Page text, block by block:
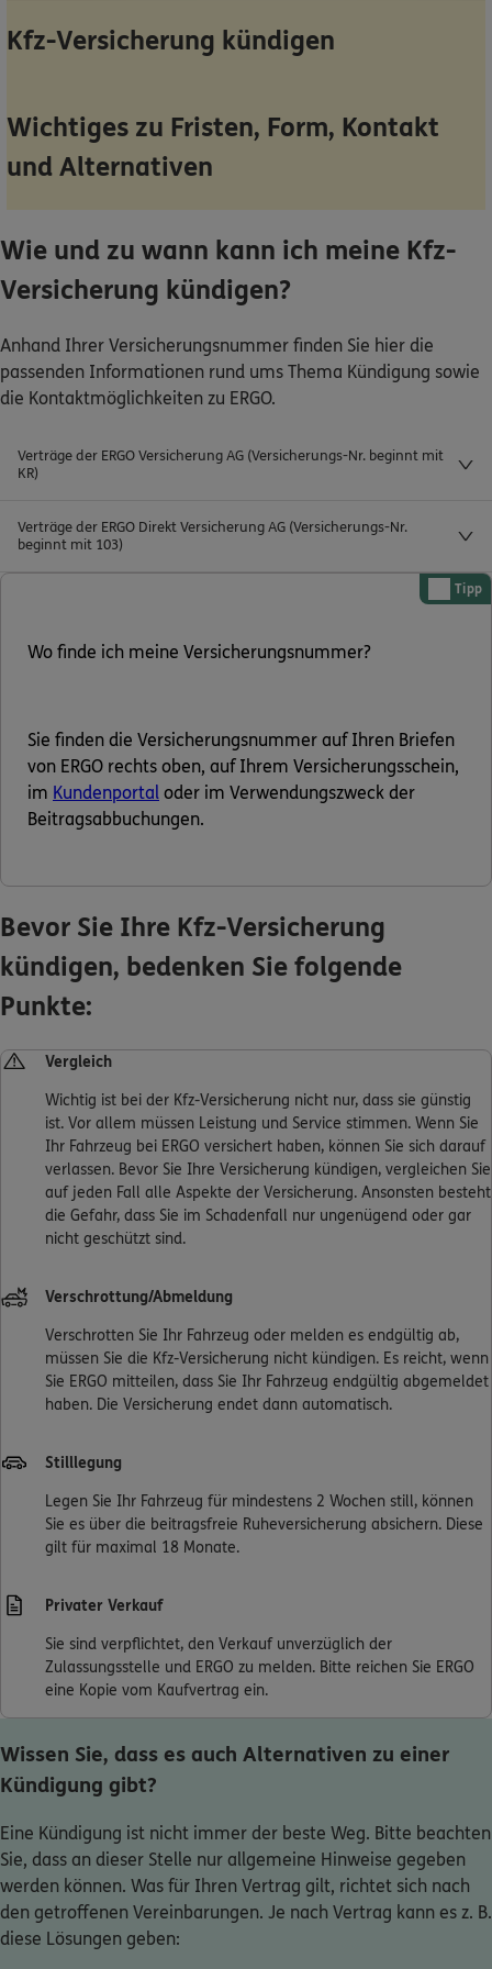
Dann lassen Sie sich helfen.
Sehen Sie auf einen Blick Ihre Versicherungen bei ERGO,
dem ERGO Rechtsschutz und der DKV.
Zum Kundenportal
Schaden- oder Leistungsfall melden
Kontakt
Meine Versicherungen
dem ERGO Rechtsschutz und der DKV.
Zum Kundenportal
Schaden- oder Leistungsfall melden
Bequem online oder telefonisch.
ERGO Berater finden
Kundenportal Log-in
Kfz-Versicherung kündigen
Wichtiges zu Fristen, Form, Kontakt
und Alternativen
Wie und zu wann kann ich meine Kfz-
Versicherung kündigen?
Anhand Ihrer Versicherungsnummer finden Sie hier die
passenden Informationen rund ums Thema Kündigung sowie
die Kontaktmöglichkeiten zu ERGO.
Verträge der ERGO Versicherung AG (Versicherungs-Nr. beginnt mit
KR)
Verträge der ERGO Direkt Versicherung AG (Versicherungs-Nr.
beginnt mit 103)
Tipp
Wo finde ich meine Versicherungsnummer?
Sie finden die Versicherungsnummer auf Ihren Briefen
von ERGO rechts oben, auf Ihrem Versicherungsschein,
im Kundenportal oder im Verwendungszweck der
Beitragsabbuchungen.
Bevor Sie Ihre Kfz-Versicherung
kündigen, bedenken Sie folgende
Punkte:
Vergleich
Wichtig ist bei der Kfz-Versicherung nicht nur, dass sie günstig
ist. Vor allem müssen Leistung und Service stimmen. Wenn Sie
Ihr Fahrzeug bei ERGO versichert haben, können Sie sich darauf
verlassen. Bevor Sie Ihre Versicherung kündigen, vergleichen Sie
auf jeden Fall alle Aspekte der Versicherung. Ansonsten besteht
die Gefahr, dass Sie im Schadenfall nur ungenügend oder gar
nicht geschützt sind.
Verschrottung/Abmeldung
Verschrotten Sie Ihr Fahrzeug oder melden es endgültig ab,
müssen Sie die Kfz-Versicherung nicht kündigen. Es reicht, wenn
Sie ERGO mitteilen, dass Sie Ihr Fahrzeug endgültig abgemeldet
haben. Die Versicherung endet dann automatisch.
Stilllegung
Legen Sie Ihr Fahrzeug für mindestens 2 Wochen still, können
Sie es über die beitragsfreie Ruheversicherung absichern. Diese
gilt für maximal 18 Monate.
Privater Verkauf
Sie sind verpflichtet, den Verkauf unverzüglich der
Zulassungsstelle und ERGO zu melden. Bitte reichen Sie ERGO
eine Kopie vom Kaufvertrag ein.
Wissen Sie, dass es auch Alternativen zu einer
Kündigung gibt?
Eine Kündigung ist nicht immer der beste Weg. Bitte beachten
Sie, dass an dieser Stelle nur allgemeine Hinweise gegeben
werden können. Was für Ihren Vertrag gilt, richtet sich nach
den getroffenen Vereinbarungen. Je nach Vertrag kann es z. B.
diese Lösungen geben: